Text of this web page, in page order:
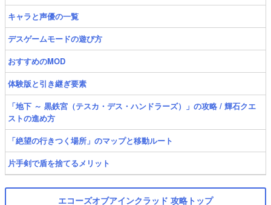
キャラと声優の一覧
デスゲームモードの遊び方
おすすめのMOD
体験版と引き継ぎ要素
「地下 ～ 黒鉄宮（テスカ・デス・ハンドラーズ）」の攻略 / 輝石クエ
ストの進め方
「絶望の行きつく場所」のマップと移動ルート
片手剣で盾を捨てるメリット
エコーズオブアインクラッド 攻略トップ